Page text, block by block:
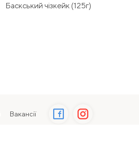
Баскський чізкейк (125г)
Вакансії